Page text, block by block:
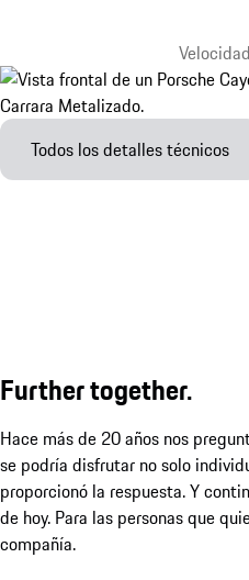
Todos los detalles técnicos
Further together.
Hace más de 20 años nos
se podría disfrutar no solo
proporcionó la respuesta. Y
de hoy. Para las personas que
compañía.